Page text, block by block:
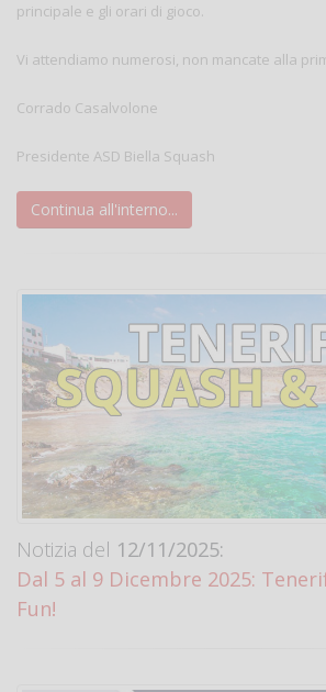
principale e gli orari di gioco.
Vi attendiamo numerosi, non mancate alla
Corrado Casalvolone
Presidente ASD Biella Squash
Continua all'interno...
Notizia del 12/11/2025:
Dal 5 al 9 Dicembre 2025:
Fun!